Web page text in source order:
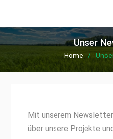
Unser
Home
Mit unserem
über unsere Projekte